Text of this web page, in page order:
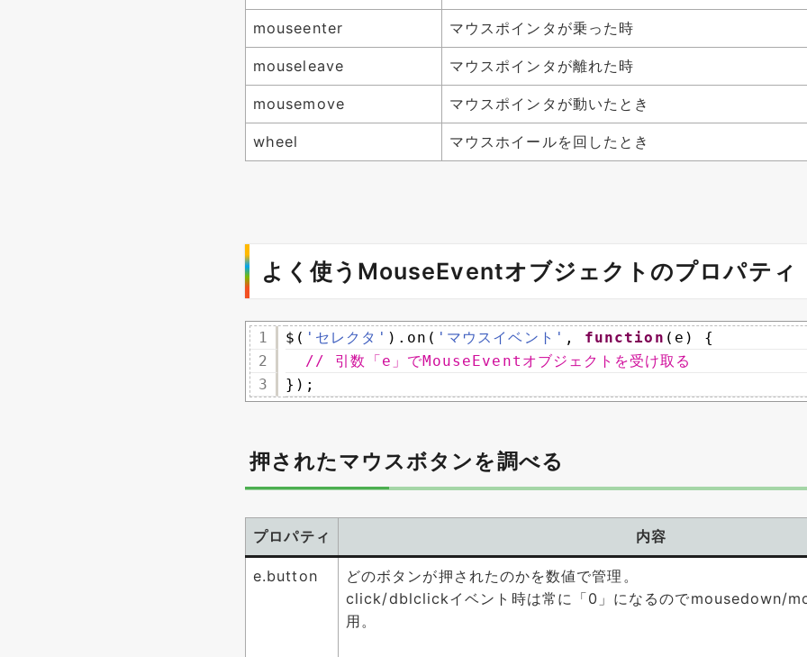
mouseenter マウスポインタが乗った時
mouseleave マウスポインタが離れた時
mousemove マウスポインタが動いたとき
wheel マウスホイールを回したとき
よく使うMouseEventオブジェクトのプロパティ
1
2
3
$( 'セレクタ' ).on( 'マウスイベント' , function (e) {
// 引数「e」でMouseEventオブジェクトを受け取る
});
押されたマウスボタンを調べる
プロパティ 内容
e.button
どのボタンが押されたのかを数値で管理。
click/dblclickイベント時は常に「0」になるのでmousedown/
用。